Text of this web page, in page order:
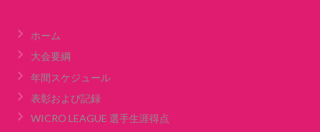
ホーム
大会要綱
年間スケジュール
表彰および記録
WICRO LEAGUE 選手生涯得点